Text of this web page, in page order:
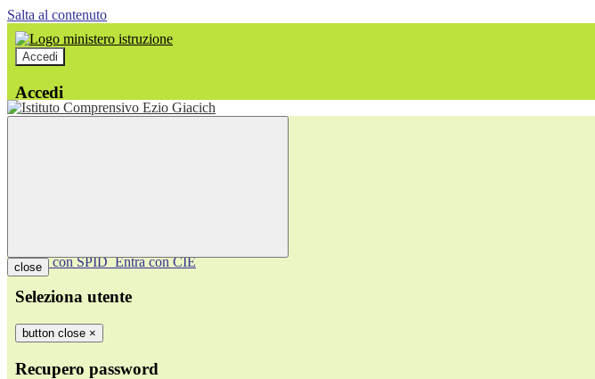
Salta al contenuto
Accedi
Accedi
Entra con SPID Entra con CIE
Seleziona utente
button close ×
Recupero password
close